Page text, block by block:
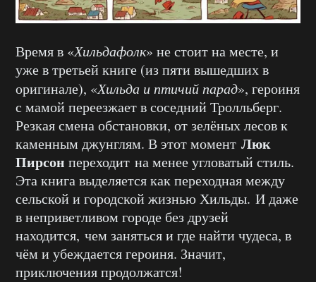
Время в «Хильдафолк» не стоит на месте, и
уже в третьей книге (из пяти вышедших в
оригинале), «Хильда и птичий парад», героиня
с мамой переезжает в соседний Тролльберг.
Резкая смена обстановки, от зелёных лесов к
каменным джунглям. В этот момент Люк
Пирсон переходит на менее угловатый стиль.
Эта книга выделяется как переходная между
сельской и городской жизнью Хильды. И даже
в неприветливом городе без друзей
находится, чем заняться и где найти чудеса, в
чём и убеждается героиня. Значит,
приключения продолжатся!